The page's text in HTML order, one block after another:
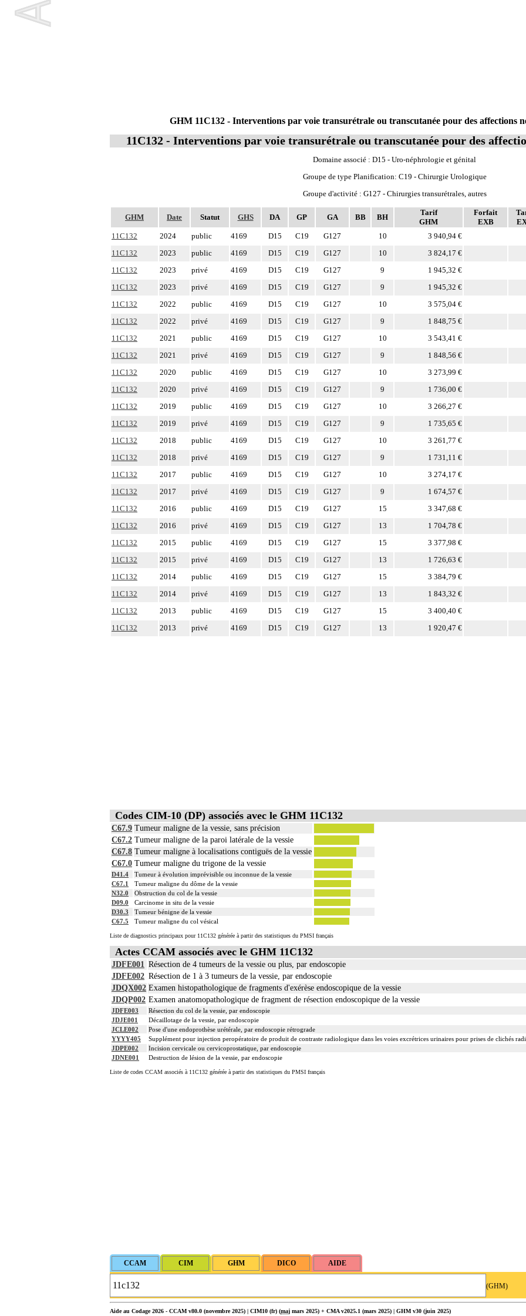
GHM Date Statut GHS DA GP GA BB BH
Tarif
GHM
Forfait
EXB
11C132 2024 public 4169 D15 C19 G127 10 3 940,94 €
11C132
2023 public 4169 D15 C19 G127 10 3 824,17 €
11C132
2023 privé 4169 D15 C19 G127 9 1 945,32 €
11C132
2023 privé 4169 D15 C19 G127 9 1 945,32 €
11C132
2022 public 4169 D15 C19 G127 10 3 575,04 €
11C132
2022 privé 4169 D15 C19 G127 9 1 848,75 €
11C132
2021 public 4169 D15 C19 G127 10 3 543,41 €
11C132
2021 privé 4169 D15 C19 G127 9 1 848,56 €
11C132
2020 public 4169 D15 C19 G127 10 3 273,99 €
11C132
2020 privé 4169 D15 C19 G127 9 1 736,00 €
11C132
2019 public 4169 D15 C19 G127 10 3 266,27 €
11C132
2019 privé 4169 D15 C19 G127 9 1 735,65 €
11C132
2018 public 4169 D15 C19 G127 10 3 261,77 €
11C132
2018 privé 4169 D15 C19 G127 9 1 731,11 €
11C132
2017 public 4169 D15 C19 G127 10 3 274,17 €
11C132
2017 privé 4169 D15 C19 G127 9 1 674,57 €
11C132
2016 public 4169 D15 C19 G127 15 3 347,68 €
11C132
2016 privé 4169 D15 C19 G127 13 1 704,78 €
11C132
2015 public 4169 D15 C19 G127 15 3 377,98 €
11C132
2015 privé 4169 D15 C19 G127 13 1 726,63 €
11C132
2014 public 4169 D15 C19 G127 15 3 384,79 €
11C132
2014 privé 4169 D15 C19 G127 13 1 843,32 €
11C132
2013 public 4169 D15 C19 G127 15 3 400,40 €
11C132
2013 privé 4169 D15 C19 G127 13 1 920,47 €
GHM 11C132 - Interventions par voie transurétrale ou transcutanée pour des affections
11C132 - Interventions par voie transurétrale ou transcutanée pour des
Domaine associé : D15 - Uro-néphrologie et génital
Groupe de type Planification: C19 - Chirurgie Urologique
Groupe d'activité : G127 - Chirurgies transurétrales, autres
Codes CIM-10 (DP) associés avec le GHM 11C132
C67.9 Tumeur maligne de la vessie, sans précision
C67.2 Tumeur maligne de la paroi latérale de la vessie
C67.8 Tumeur maligne à localisations contiguës de la vessie
C67.0 Tumeur maligne du trigone de la vessie
D41.4
Tumeur à évolution imprévisible ou inconnue de la vessie
C67.1
Tumeur maligne du dôme de la vessie
N32.0
Obstruction du col de la vessie
D09.0
Carcinome in situ de la vessie
D30.3
Tumeur bénigne de la vessie
C67.5
Tumeur maligne du col vésical
Liste de diagnostics principaux pour 11C132 générée à partir des statistiques du PMSI français
Actes CCAM associés avec le GHM 11C132
JDFE001 Résection de 4 tumeurs de la vessie ou plus, par endoscopie
JDFE002 Résection de 1 à 3 tumeurs de la vessie, par endoscopie
JDQX002 Examen histopathologique de fragments d'exérèse endoscopique de la vessie
JDQP002 Examen anatomopathologique de fragment de résection endoscopique de la vessie
JDFE003
Résection du col de la vessie, par endoscopie
JDJE001
Décaillotage de la vessie, par endoscopie
JCLE002
Pose d'une endoprothèse urétérale, par endoscopie rétrograde
YYYY405
Supplément pour injection peropératoire de produit de contraste radiologique dans les voies excrétrices urinaires pour prises de clichés
JDPE002
Incision cervicale ou cervicoprostatique, par endoscopie
JDNE001
Destruction de lésion de la vessie, par endoscopie
Liste de codes CCAM associés à 11C132 générée à partir des statistiques du PMSI français
(GHM)
Aide au Codage 2026 - CCAM v80.0 (novembre 2025) | CIM10 (fr) (maj mars 2025) + CMA v2025.1 (mars 2025) | GHM v30 (juin 2025)